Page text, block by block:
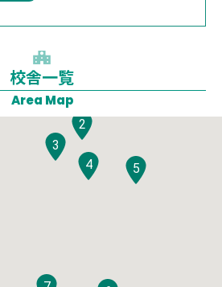
校舎一覧
Area Map
1
2
3
4
5